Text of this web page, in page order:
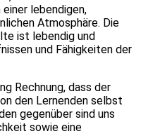
leben­digen,
Atmosphäre. Die
ist lebendig und
und Fähigkeiten der
Rechnung, dass der
den Lernenden selbst
gegenüber sind uns
sowie eine